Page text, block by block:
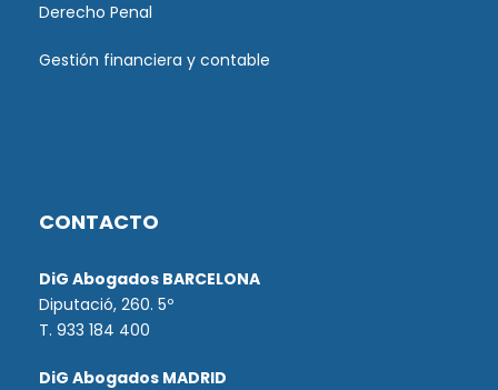
Derecho Penal
Gestión financiera y contable
CONTACTO
DiG Abogados BARCELONA
Diputació, 260. 5º
T. 933 184 400
DiG Abogados MADRID